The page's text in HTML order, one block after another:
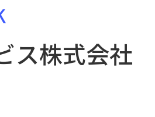
ス株式会社